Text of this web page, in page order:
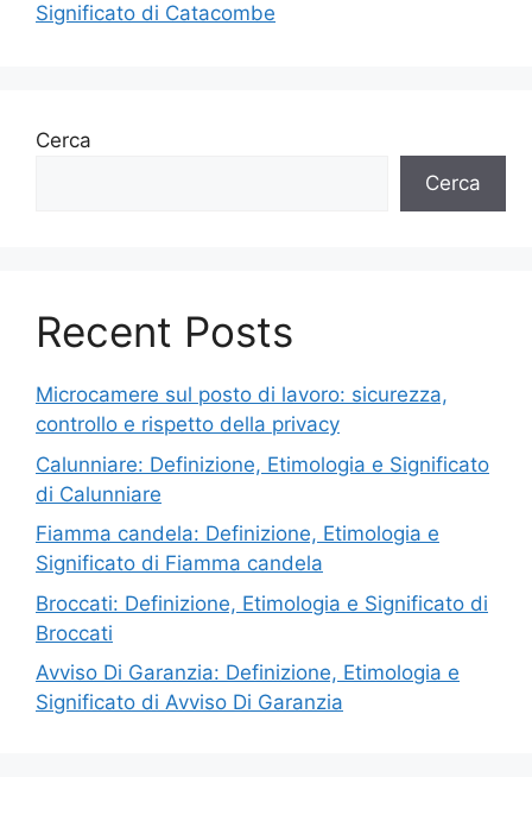
Significato di Catacombe
Cerca
Cerca
Recent Posts
Microcamere sul posto di lavoro: sicurezza,
controllo e rispetto della privacy
Calunniare: Definizione, Etimologia e Significato
di Calunniare
Fiamma candela: Definizione, Etimologia e
Significato di Fiamma candela
Broccati: Definizione, Etimologia e Significato di
Broccati
Avviso Di Garanzia: Definizione, Etimologia e
Significato di Avviso Di Garanzia